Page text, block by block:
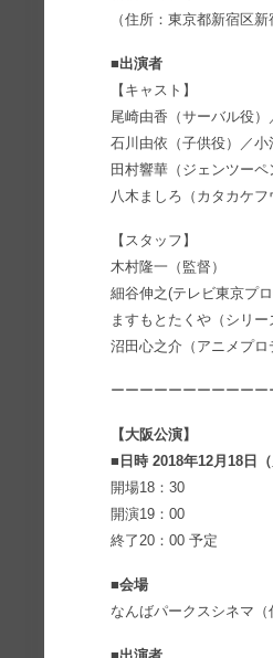
（住所：東京都新宿区新
■出演者
【キャスト】
尾崎由香（サーバル役
石川由依（子供役）／小
田村響華（ジェンツー
八木ましろ（カタカケフ
【スタッフ】
木村隆一（監督）
細谷伸之(テレビ東京プ
ますもとたくや（シリー
沼田心之介（アニメプロ
ーーーーーーーーーー
【大阪公演】
■日時 2018年12月18日（
開場18：30
開演19：00
終了20：00 予定
■会場
なんばパークスシネマ（